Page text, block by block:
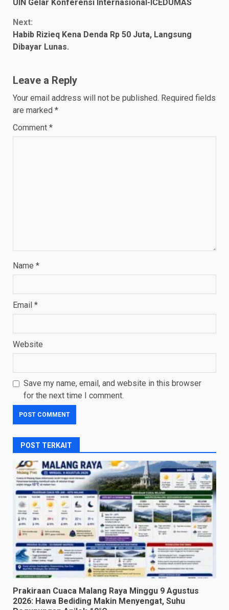
UIN Gelar Konferensi Internasional-ICEDUMAS
Next:
Habib Rizieq Kena Denda Rp 50 Juta, Langsung
Dibayar Lunas.
Leave a Reply
Your email address will not be published. Required fields
are marked *
Comment *
Name *
Email *
Website
Save my name, email, and website in this browser
for the next time I comment.
POST TERKAIT
Prakiraan Cuaca Malang Raya Minggu 9 Agustus
2026: Hawa Bediding Makin Menyengat, Suhu